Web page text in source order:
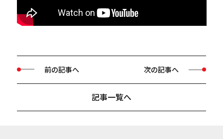
前の記事へ
記事一覧へ
次の記事へ